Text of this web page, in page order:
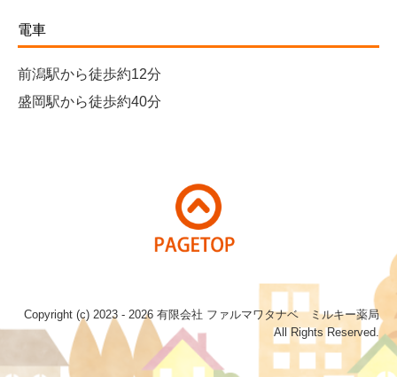
電車
前潟駅から徒歩約12分
盛岡駅から徒歩約40分
Copyright (c) 2023 - 2026 有限会社 ファルマワタナベ ミルキー薬局
All Rights Reserved.